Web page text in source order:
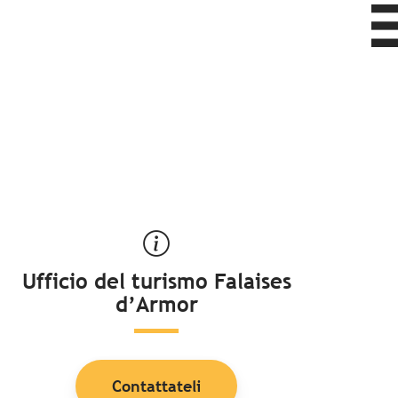
Ufficio del turismo Falaises
d’Armor
Contattateli